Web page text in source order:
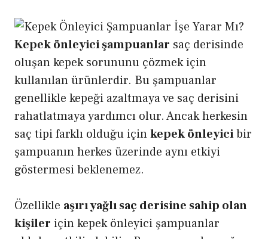
Kepek önleyici şampuanlar saç derisinde
oluşan kepek sorununu çözmek için
kullanılan ürünlerdir. Bu şampuanlar
genellikle kepeği azaltmaya ve saç derisini
rahatlatmaya yardımcı olur. Ancak herkesin
saç tipi farklı olduğu içinkepek önleyicibir
şampuanın herkes üzerinde aynı etkiyi
göstermesi beklenemez.
Özellikle aşırı yağlı saç derisine sahip olan
kişiler için kepek önleyici şampuanlar